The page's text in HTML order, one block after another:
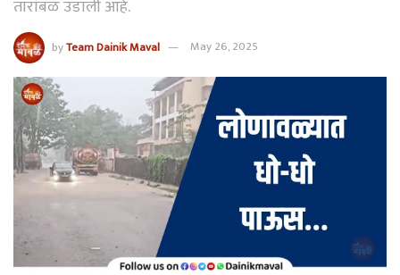
तारांबळ उडाली आहे.
byTeam Dainik Maval May 26, 2025